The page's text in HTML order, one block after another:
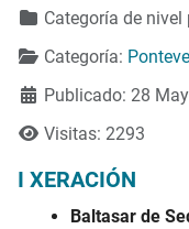
Categoría de
Categoría:
Publicado: 28
Visitas: 2293
I XERACIÓN
Baltasar de